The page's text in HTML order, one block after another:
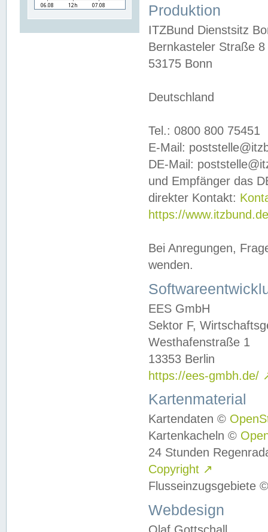
Produktion
ITZBund Dienstsitz
Bernkasteler Straße 8
53175 Bonn
Deutschland
Tel.: 0800 800 75451
E-Mail:
DE-Mail:
und Empfänger das
direkter Kontakt:
https://
Bei Anregungen,
wenden.
EES GmbH
Sektor F,
Westhafenstraße 1
13353 Berlin
https://ees-gmbh.de/
Kartenmaterial
Kartendaten ©
Kartenkacheln ©
24 Stunden
Copyright ↗
Flusseinzugsgebiete
Webdesign